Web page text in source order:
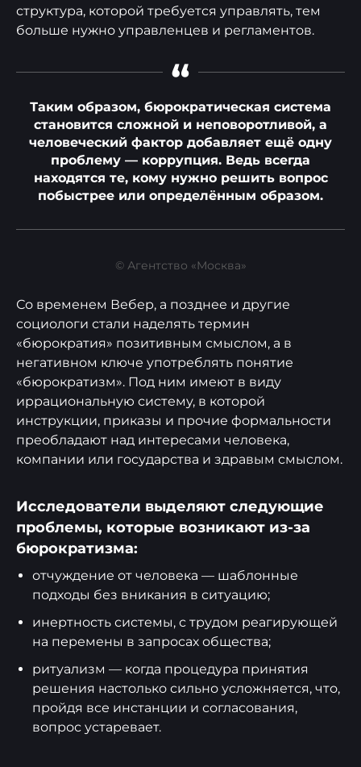
структура, которой требуется управлять, тем
больше нужно управленцев и регламентов.
“
Таким образом, бюрократическая система
становится сложной и неповоротливой, а
человеческий фактор добавляет ещё одну
проблему — коррупция. Ведь всегда
находятся те, кому нужно решить вопрос
побыстрее или определённым образом.
© Агентство «Москва»
Со временем Вебер, а позднее и другие
социологи стали наделять термин
«бюрократия» позитивным смыслом, а в
негативном ключе употреблять понятие
«бюрократизм». Под ним имеют в виду
иррациональную систему, в которой
инструкции, приказы и прочие формальности
преобладают над интересами человека,
компании или государства и здравым смыслом.
Исследователи выделяют следующие
проблемы, которые возникают из-за
бюрократизма:
отчуждение от человека — шаблонные
подходы без вникания в ситуацию;
инертность системы, с трудом реагирующей
на перемены в запросах общества;
ритуализм — когда процедура принятия
решения настолько сильно усложняется, что,
пройдя все инстанции и согласования,
вопрос устаревает.